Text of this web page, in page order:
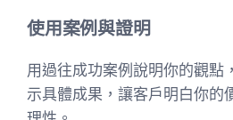
使用案例與證明
用過往成功案例說明你的觀點
示具體成果，讓客戶明白你的